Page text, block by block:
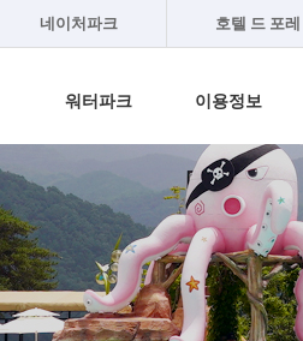
네이처파크 호텔 드 포레
워터파크
오시는길
이용정보
이용안내
이용방법
이용시간
이용요금
단체프로그램